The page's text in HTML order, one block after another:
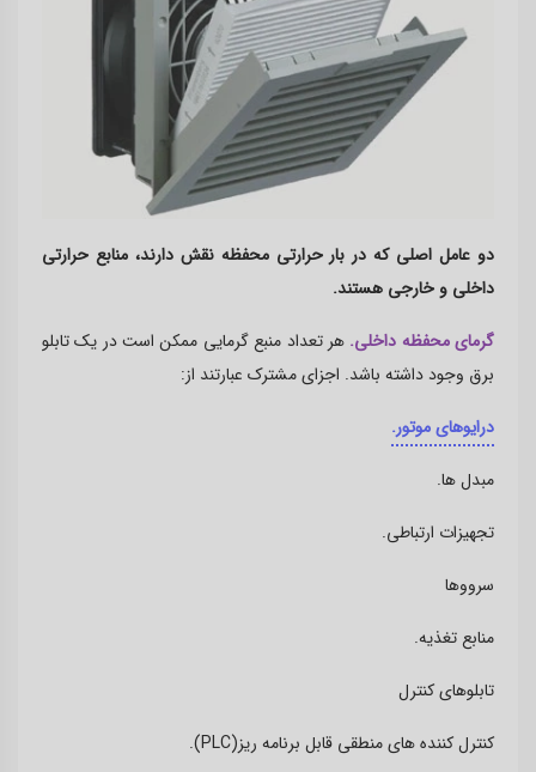
دو عامل اصلی که در بار حرارتی محفظه نقش دارند، منابع حرارتی
داخلی و خارجی هستند.
گرمای محفظه داخلی. هر تعداد منبع گرمایی ممکن است در یک تابلو
برق وجود داشته باشد. اجزای مشترک عبارتند از:
درایوهای موتور.
مبدل ها.
تجهیزات ارتباطی.
سرووها
منابع تغذیه.
تابلوهای کنترل
کنترل کننده های منطقی قابل برنامه ریز.(PLC)